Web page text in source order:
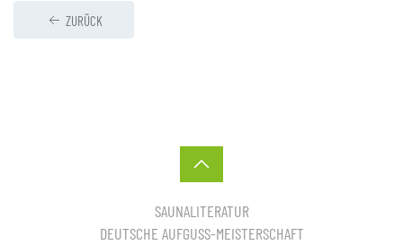
ZURÜCK
SAUNALITERATUR
DEUTSCHE AUFGUSS-MEISTERSCHAFT